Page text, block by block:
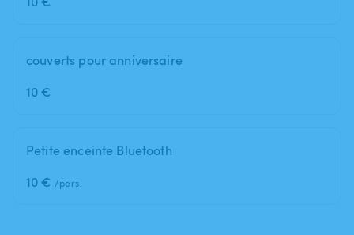
couverts pour anniversaire
10 €
Petite enceinte Bluetooth
10 € /pers.